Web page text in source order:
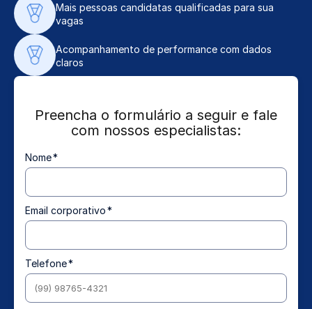
Mais pessoas candidatas qualificadas para sua
vagas
Acompanhamento de performance com dados
claros
Preencha o formulário a seguir e fale
com nossos especialistas:
Nome*
Email corporativo*
Telefone*